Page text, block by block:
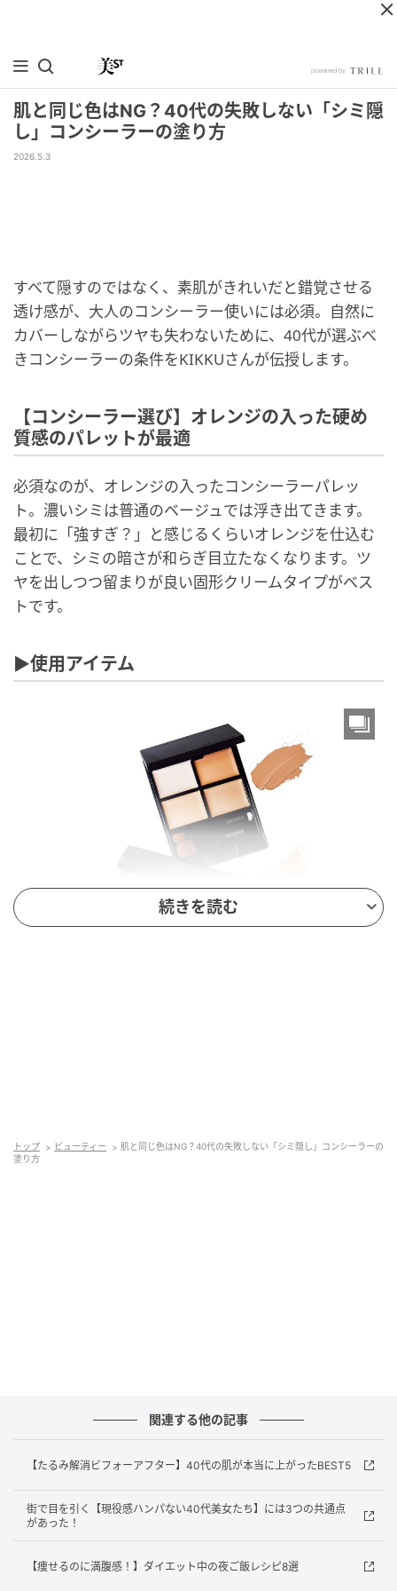
肌と同じ色はNG？40代の失敗しない「シミ隠
し」コンシーラーの塗り方
2026.5.3
すべて隠すのではなく、素肌がきれいだと錯覚させる
透け感が、大人のコンシーラー使いには必須。自然に
カバーしながらツヤも失わないために、40代が選ぶべ
きコンシーラーの条件をKIKKUさんが伝授します。
【コンシーラー選び】オレンジの入った硬め
質感のパレットが最適
必須なのが、オレンジの入ったコンシーラーパレッ
ト。濃いシミは普通のベージュでは浮き出てきます。
最初に「強すぎ？」と感じるくらいオレンジを仕込む
ことで、シミの暗さが和らぎ目立たなくなります。ツ
ヤを出しつつ留まりが良い固形クリームタイプがベス
トです。
▶︎使用アイテム
上でとろけるようになじむ、しっとりテクスチャーが
続きを読む
トップ ビューティー
肌と同じ色はNG？40代の失敗しない「シミ隠し」コンシーラーの
塗り方
関連する他の記事
【たるみ解消ビフォーアフター】40代の肌が本当に上がったBEST5
街で目を引く【現役感ハンパない40代美女たち】には3つの共通点
があった！
【痩せるのに満腹感！】ダイエット中の夜ご飯レシピ8選